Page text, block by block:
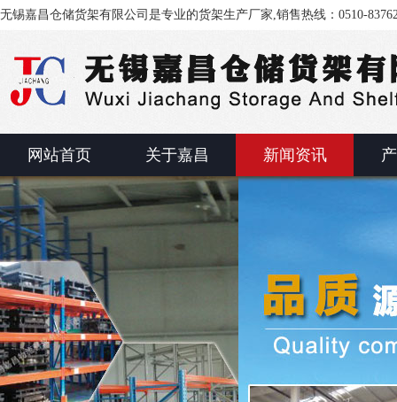
无锡嘉昌仓储货架有限公司是专业的货架生产厂家,销售热线：0510-
网站首页 关于嘉昌 新闻资讯